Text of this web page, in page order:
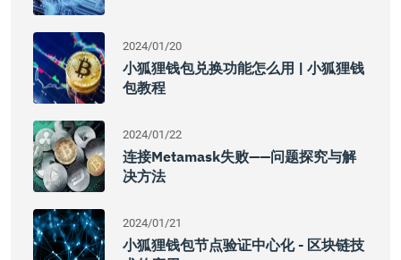
2024/01/20
小狐狸钱包兑换功能怎么用 | 小狐狸钱
包教程
2024/01/22
连接Metamask失败——问题探究与解
决方法
2024/01/21
小狐狸钱包节点验证中心化 - 区块链技